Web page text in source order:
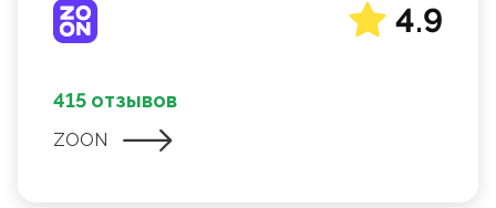
4.9
415 отзывов
ZOON